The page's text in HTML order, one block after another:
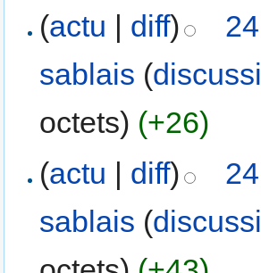
(actu | diff)
sablais (
octets) (+26)
(actu diff)
sablais (